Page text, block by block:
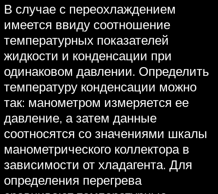
В случае с переохлаждением
имеется ввиду соотношение
температурных показателей
жидкости и конденсации при
одинаковом давлении. Определить
температуру конденсации можно
так: манометром измеряется ее
давление, а затем данные
соотносятся со значениями шкалы
манометрического коллектора в
зависимости от хладагента. Для
определения перегрева